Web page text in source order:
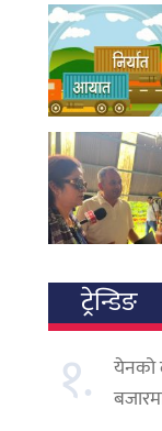
ट्रेन्डिङ
१.
येनको